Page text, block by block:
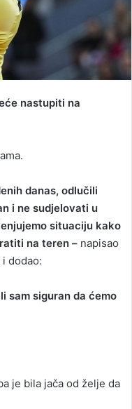
nastupiti na
danas, odlučili
i ne sudjelovati u
situaciju kako
na teren – napisao
dodao:
sam siguran da ćemo
je bila jača od želje da